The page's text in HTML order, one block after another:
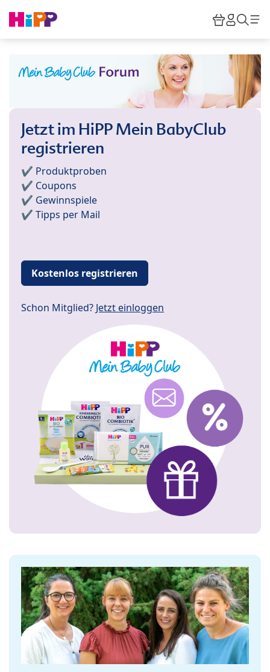
HiPP
Jetzt im HiPP Mein BabyClub
registrieren
✔️ Produktproben
✔️ Coupons
✔️ Gewinnspiele
✔️ Tipps per Mail
Kostenlos registrieren
Schon Mitglied? Jetzt einloggen